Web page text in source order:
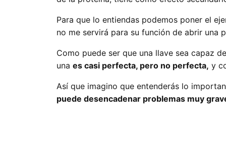
Para que lo entiendas podemos poner el
no me servirá para su función de abrir una
Como puede ser que una llave sea capaz
una es casi perfecta, pero no perfecta, y
Así que imagino que entenderás lo
puede desencadenar problemas muy